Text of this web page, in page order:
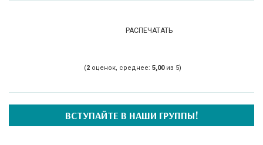
РАСПЕЧАТАТЬ
(2оценок, среднее: 5,00из 5)
ВСТУПАЙТЕ В НАШИ ГРУППЫ!